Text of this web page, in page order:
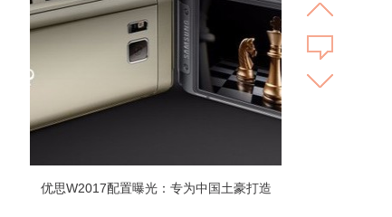
优思W2017配置曝光：专为中国土豪打造